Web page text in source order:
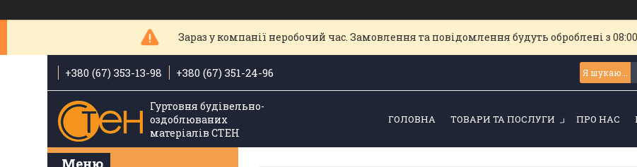
Зараз у компанії неробочий час. Замовлення та повідомлення будуть оброблені з
+380 (67) 353-13-98 +380 (67) 351-24-96
Гуртовня будівельно-
оздоблюваних
матеріалів СТЕН
ГОЛОВНА ТОВАРИ ТА ПОСЛУГИ ПРО НАС